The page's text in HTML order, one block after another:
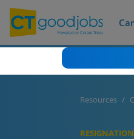
Resources
RESIGNATION